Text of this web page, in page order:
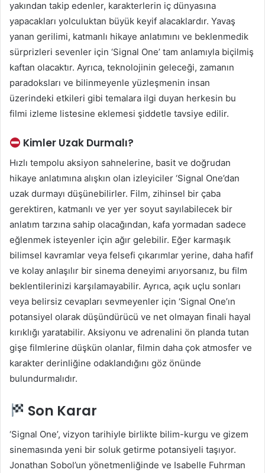
yakından takip edenler, karakterlerin iç dünyasına
yapacakları yolculuktan büyük keyif alacaklardır. Yavaş
yanan gerilimi, katmanlı hikaye anlatımını ve beklenmedik
sürprizleri sevenler için ‘Signal One’ tam anlamıyla biçilmiş
kaftan olacaktır. Ayrıca, teknolojinin geleceği, zamanın
paradoksları ve bilinmeyenle yüzleşmenin insan
üzerindeki etkileri gibi temalara ilgi duyan herkesin bu
filmi izleme listesine eklemesi şiddetle tavsiye edilir.
Kimler Uzak Durmalı?
Hızlı tempolu aksiyon sahnelerine, basit ve doğrudan
hikaye anlatımına alışkın olan izleyiciler ‘Signal One’dan
uzak durmayı düşünebilirler. Film, zihinsel bir çaba
gerektiren, katmanlı ve yer yer soyut sayılabilecek bir
anlatım tarzına sahip olacağından, kafa yormadan sadece
eğlenmek isteyenler için ağır gelebilir. Eğer karmaşık
bilimsel kavramlar veya felsefi çıkarımlar yerine, daha hafif
ve kolay anlaşılır bir sinema deneyimi arıyorsanız, bu film
beklentilerinizi karşılamayabilir. Ayrıca, açık uçlu sonları
veya belirsiz cevapları sevmeyenler için ‘Signal One’ın
potansiyel olarak düşündürücü ve net olmayan finali hayal
kırıklığı yaratabilir. Aksiyonu ve adrenalini ön planda tutan
gişe filmlerine düşkün olanlar, filmin daha çok atmosfer ve
karakter derinliğine odaklandığını göz önünde
bulundurmalıdır.
Son Karar
‘Signal One’, vizyon tarihiyle birlikte bilim-kurgu ve gizem
sinemasında yeni bir soluk getirme potansiyeli taşıyor.
Jonathan Sobol’un yönetmenliğinde ve Isabelle Fuhrman